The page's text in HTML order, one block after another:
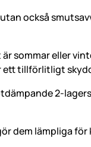
också
sommar eller
ett tillförlitligt
2-
dem lämpliga för